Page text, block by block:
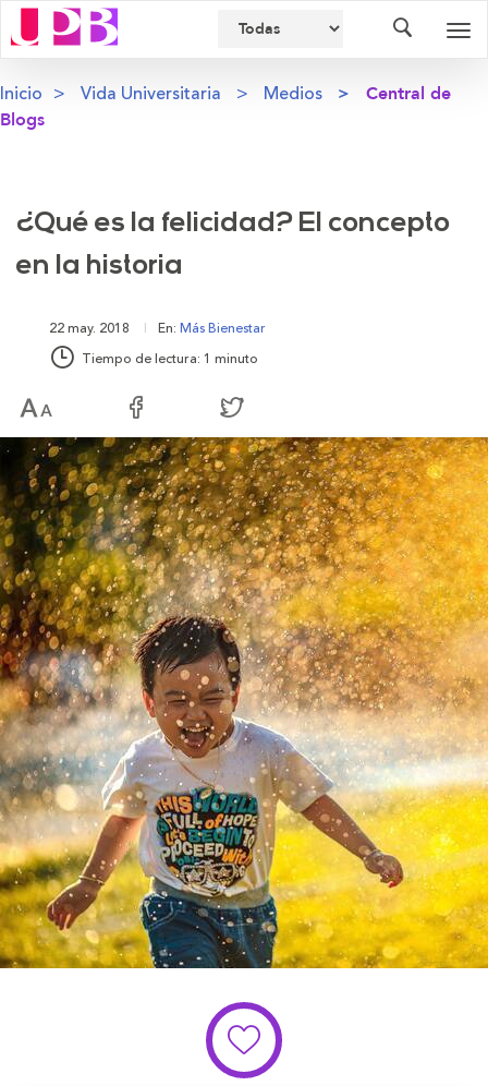
Inicio Vida Universitaria Medios
Central de
Blogs
¿Qué es la felicidad? El concepto
en la historia
22 may. 2018 En: Más Bienestar
Tiempo de lectura: 1 minuto